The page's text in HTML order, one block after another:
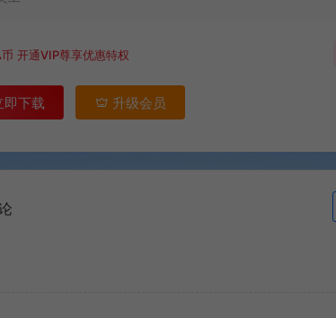
币开通VIP尊享优惠特权
即下载 升级会员